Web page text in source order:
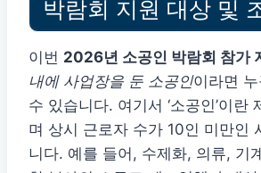
박람회 지원 대상 및
이번 2026년 소공인 박람회 참가
내에 사업장을 둔 소공인이라면
수 있습니다. 여기서 ‘소공인’이란
며 상시 근로자 수가 10인 미만인
니다. 예를 들어, 수제화, 의류, 기